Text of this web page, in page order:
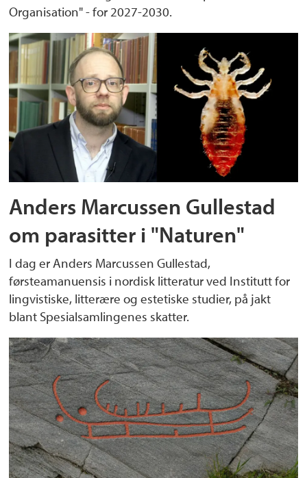
Organisation" - for 2027-2030.
Anders Marcussen Gullestad
om parasitter i "Naturen"
I dag er Anders Marcussen Gullestad,
førsteamanuensis i nordisk litteratur ved Institutt for
lingvistiske, litterære og estetiske studier, på jakt
blant Spesialsamlingenes skatter.